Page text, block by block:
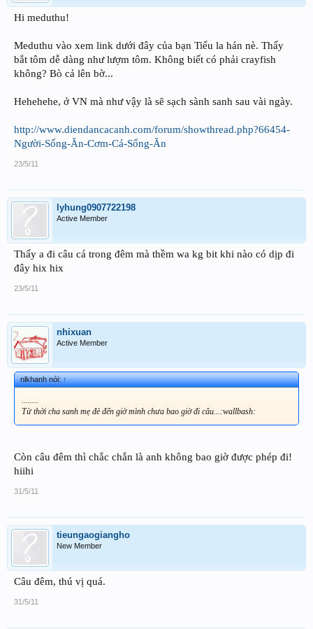
Hi meduthu!
Meduthu vào xem link dưới đây của bạn Tiểu la hán nè. Thấy
bắt tôm dễ dàng như lượm tôm. Không biết có phải crayfish
không? Bò cả lên bờ...
Hehehehe, ở VN mà như vậy là sẽ sạch sành sanh sau vài ngày.
http://www.diendancacanh.com/forum/showthread.php?66454-
Người-Sống-Ăn-Cơm-Cá-Sống-Ăn
23/5/11
lyhung0907722198
Active Member
Thấy a đi câu cá trong đêm mà thềm wa kg bit khi nào có dịp đi
đây hix hix
23/5/11
nhixuan
Active Member
nlkhanh nói:↑
........
Từ thời cha sanh mẹ đẻ đến giờ mình chưa bao giờ đi câu...:wallbash:
Còn câu đêm thì chắc chắn là anh không bao giờ được phép đi!
hiihi
31/5/11
tieungaogiangho
New Member
Câu đêm, thú vị quá.
31/5/11